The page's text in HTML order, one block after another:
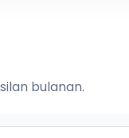
bulanan.